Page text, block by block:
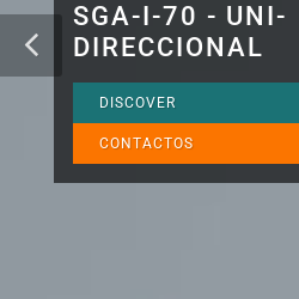
SGA-I-70 - UNI-
DIRECCIONAL
DISCOVER
CONTACTOS